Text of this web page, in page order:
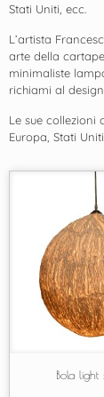
Stati Uniti, ecc.
L’artista
arte della
minimaliste
richiami al
Le sue collezioni
Europa, Stati
Bola light